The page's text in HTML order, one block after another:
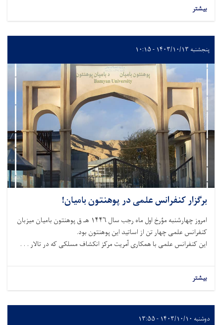
بیشتر
پنجشنبه ۱۴۰۳/۱۰/۱۳ - ۱۰:۱۵
برگزار کنفرانس علمی در پوهنتون بامیان!
امروز چهارشنبه مؤرخ اول ماه رجب سال ۱۴۴۶ هـ ق پوهنتون بامیان میزبان
کنفرانس علمی چهار تن از اساتید این پوهنتون بود.
این کنفرانس علمی با همکاری آمریت مرکز انکشاف مسلکی که در تالار . . .
بیشتر
دوشنبه ۱۴۰۳/۱۰/۱۰ - ۱۳:۵۵